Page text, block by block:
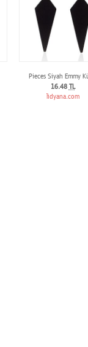
Pieces Siyah Emmy
16.48 TL
lidyana.com